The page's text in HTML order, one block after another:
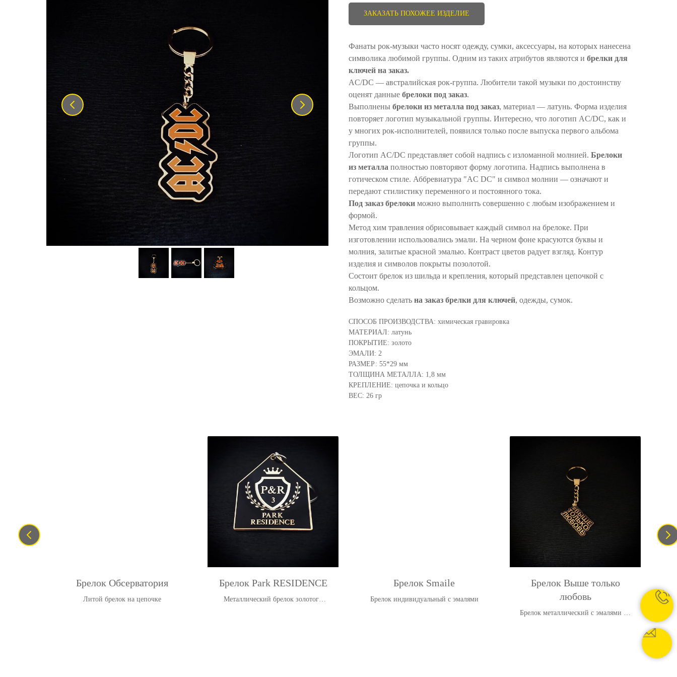
ЗАКАЗАТЬ ПОХОЖЕЕ ИЗДЕЛИЕ
Фанаты рок-музыки часто носят одежду, сумки, аксессуары, на которых нанесена
символика любимой группы. Одним из таких атрибутов являются и брелки для
ключей на заказ.
AC/DC ― австралийская рок-группа. Любители такой музыки по достоинству
оценят данные брелоки под заказ.
Выполнены брелоки из металла под заказ, материал ― латунь. Форма изделия
повторяет логотип музыкальной группы. Интересно, что логотип AC/DC, как и
у многих рок-исполнителей, появился только после выпуска первого альбома
группы.
Логотип AC/DC представляет собой надпись с изломанной молнией. Брелоки
из металла полностью повторяют форму логотипа. Надпись выполнена в
готическом стиле. Аббревиатура "AC DC" и символ молнии ― означают и
передают стилистику переменного и постоянного тока.
Под заказ брелоки можно выполнить совершенно с любым изображением и
формой.
Метод хим травления обрисовывает каждый символ на брелоке. При
изготовлении использовались эмали. На черном фоне красуются буквы и
молния, залитые красной эмалью. Контраст цветов радует взгляд. Контур
изделия и символов покрыты позолотой.
Состоит брелок из шильда и крепления, который представлен цепочкой с
кольцом.
Возможно сделать на заказ брелки для ключей, одежды, сумок.
СПОСОБ ПРОИЗВОДСТВА: химическая гравировка
МАТЕРИАЛ: латунь
ПОКРЫТИЕ: золото
ЭМАЛИ: 2
РАЗМЕР: 55*29 мм
ТОЛЩИНА МЕТАЛЛА: 1,8 мм
КРЕПЛЕНИЕ: цепочка и кольцо
ВЕС: 26 гр
Брелок Обсерватория
Литой брелок на цепочке
Брелок Park RESIDENCE
Металлический брелок золотого
Брелок Smaile
Брелок индивидуальный с эмалями
Брелок Выше только
любовь
Брелок металлический с эмалями на